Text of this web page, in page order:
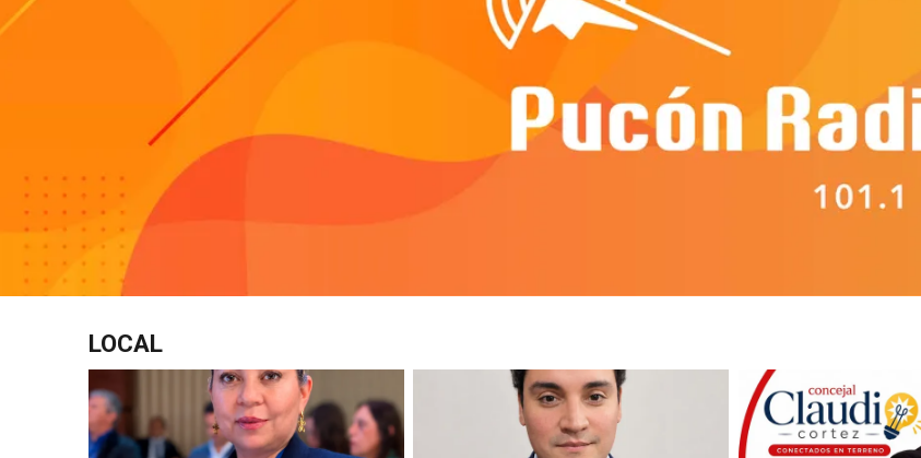
LOCAL